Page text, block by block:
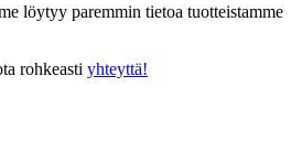
löytyy paremmin tietoa tuotteistamme
rohkeasti yhteyttä!